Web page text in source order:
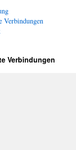
Verbindungen
Verbindungen